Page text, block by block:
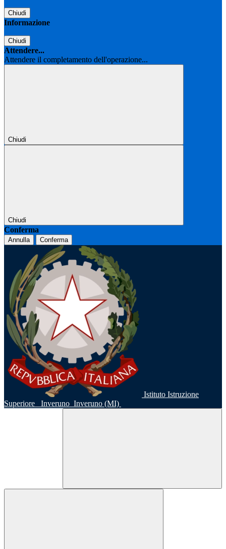
Chiudi
Informazione
Chiudi
Attendere...
Attendere il completamento dell'operazione...
Chiudi
Chiudi
Conferma
Annulla Conferma
Istituto Istruzione
Superiore
Inveruno Inveruno (MI)